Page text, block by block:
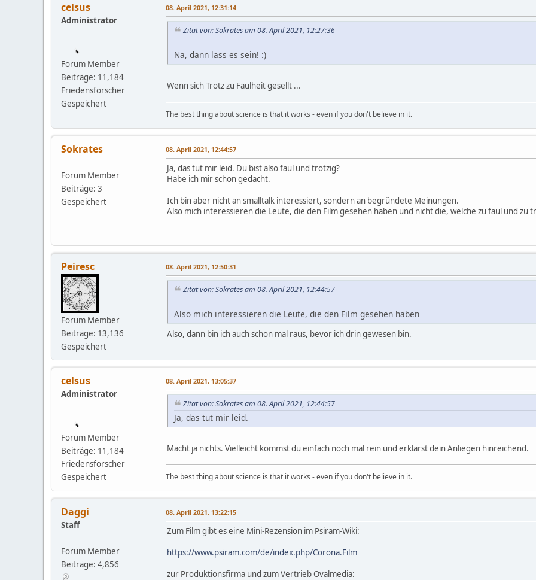
celsus
Administrator
Forum Member
Beiträge: 11,184
Friedensforscher
Gespeichert
08. April 2021, 12:31:14
Zitat von: Sokrates am 08. April 2021, 12:27:36
Na, dann lass es sein! :)
Wenn sich Trotz zu Faulheit gesellt ...
The best thing about science is that it works - even if you don't believe in it.
Sokrates
Forum Member
Beiträge: 3
Gespeichert
08. April 2021, 12:44:57
Ja, das tut mir leid. Du bist also faul und trotzig?
Habe ich mir schon gedacht.
Ich bin aber nicht an smalltalk interessiert, sondern an begründete Meinungen.
Also mich interessieren die Leute, die den Film gesehen haben und nicht die, welche zu faul und zu
Peiresc
Forum Member
Beiträge: 13,136
Gespeichert
08. April 2021, 12:50:31
Zitat von: Sokrates am 08. April 2021, 12:44:57
Also mich interessieren die Leute, die den Film gesehen haben
Also, dann bin ich auch schon mal raus, bevor ich drin gewesen bin.
celsus
Administrator
Forum Member
Beiträge: 11,184
Friedensforscher
Gespeichert
08. April 2021, 13:05:37
Zitat von: Sokrates am 08. April 2021, 12:44:57
Ja, das tut mir leid.
Macht ja nichts. Vielleicht kommst du einfach noch mal rein und erklärst dein Anliegen hinreichend.
The best thing about science is that it works - even if you don't believe in it.
Daggi
Staff
Forum Member
Beiträge: 4,856
08. April 2021, 13:22:15
Zum Film gibt es eine Mini-Rezension im Psiram-Wiki:
https://www.psiram.com/de/index.php/Corona.Film
zur Produktionsfirma und zum Vertrieb Ovalmedia: